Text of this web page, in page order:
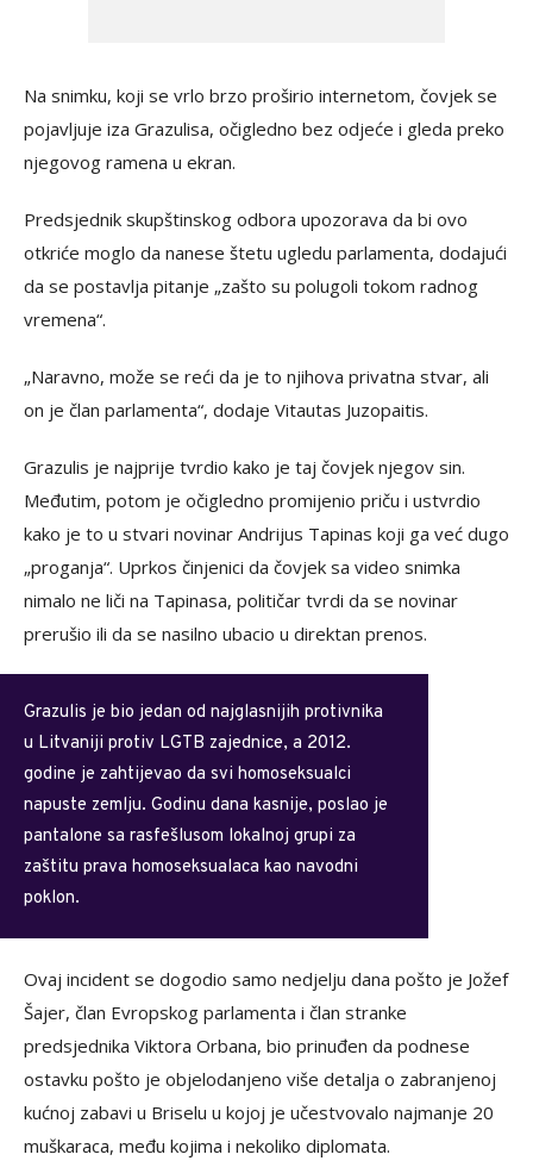
Na snimku, koji se vrlo brzo proširio internetom, čovjek se
pojavljuje iza Grazulisa, očigledno bez odjeće i gleda preko
njegovog ramena u ekran.
Predsjednik skupštinskog odbora upozorava da bi ovo
otkriće moglo da nanese štetu ugledu parlamenta, dodajući
da se postavlja pitanje „zašto su polugoli tokom radnog
vremena“.
„Naravno, može se reći da je to njihova privatna stvar, ali
on je član parlamenta“, dodaje Vitautas Juzopaitis.
Grazulis je najprije tvrdio kako je taj čovjek njegov sin.
Međutim, potom je očigledno promijenio priču i ustvrdio
kako je to u stvari novinar Andrijus Tapinas koji ga već dugo
„proganja“. Uprkos činjenici da čovjek sa video snimka
nimalo ne liči na Tapinasa, političar tvrdi da se novinar
prerušio ili da se nasilno ubacio u direktan prenos.
Grazulis je bio jedan od najglasnijih protivnika
u Litvaniji protiv LGTB zajednice, a 2012.
godine je zahtijevao da svi homoseksualci
napuste zemlju. Godinu dana kasnije, poslao je
pantalone sa rasfešlusom lokalnoj grupi za
zaštitu prava homoseksualaca kao navodni
poklon.
Ovaj incident se dogodio samo nedjelju dana pošto je Jožef
Šajer, član Evropskog parlamenta i član stranke
predsjednika Viktora Orbana, bio prinuđen da podnese
ostavku pošto je objelodanjeno više detalja o zabranjenoj
kućnoj zabavi u Briselu u kojoj je učestvovalo najmanje 20
muškaraca, među kojima i nekoliko diplomata.